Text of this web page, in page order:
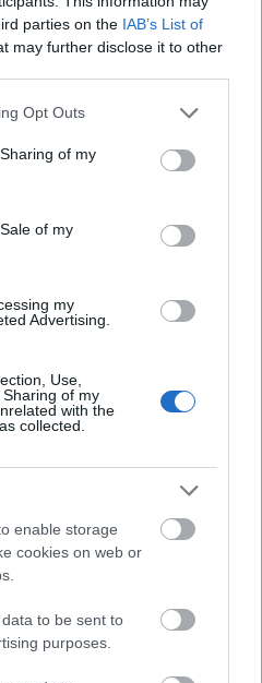
parties on the IAB’s List of
may further disclose it to other
app uses one or more Google
behaviour. You may click to
and its third-party tags to
purposes in below Google
Opt Outs
of my
of my
my
Advertising.
Use,
of my
with the
collected.
enable storage
cookies on web or
to be sent to
purposes.
a forgatagban.
határozott belépőjének
adatok születettek,
áll rosszul a mostani
e ezek a
körben is, amikor
az újdonságok között? A
a dobogós
is a top 5-
üzelmekre számíthat a
elkészültét biztosítja:
csüt-vas
Ft
bevétel
39.2m
14.6m
10.8m